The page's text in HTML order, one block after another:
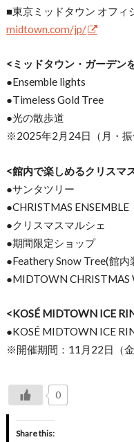
■東京ミッドタウン オフィ
midtown.com/jp/
<ミッドタウン・ガーデン
●Ensemble lights
●Timeless Gold Tree
●光の散歩道
※2025年2月24日（月・振
<館内で楽しめるクリスマ
●サンタツリー
●CHRISTMAS ENSEMBLE
●クリスマスマルシェ
●期間限定ショップ
●Feathery Snow Tree(館内
●MIDTOWN CHRISTMAS
<KOSÉ MIDTOWN ICE
●KOSÉ MIDTOWN ICE
※開催期間：11月22日（
0
Share this: